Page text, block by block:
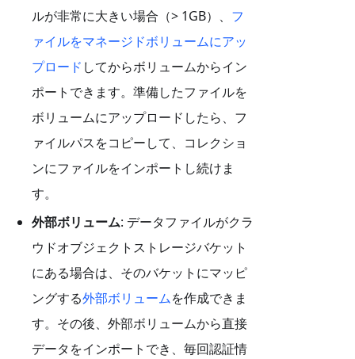
ルが非常に大きい場合（> 1GB）、 フ
ァイルをマネージドボリュームにアッ
プロード してからボリュームからイン
ポートできます。準備したファイルを
ボリュームにアップロードしたら、フ
ァイルパスをコピーして、コレクショ
ンにファイルをインポートし続けま
す。
外部ボリューム: データファイルがクラ
ウドオブジェクトストレージバケット
にある場合は、そのバケットにマッピ
ングする外部ボリュームを作成できま
す。その後、外部ボリュームから直接
データをインポートでき、毎回認証情